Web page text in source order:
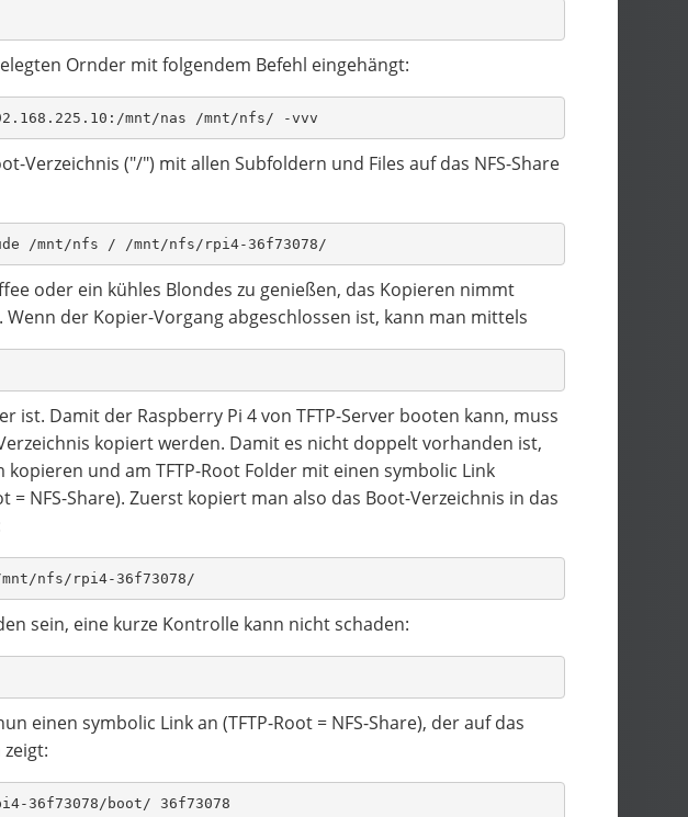
Ornder mit folgendem Befehl eingehängt:
mnt/nas /mnt/nfs/ -vvv
Verzeichnis ("/") mit allen Subfoldern und Files auf das NFS-Share
/mnt/nfs / /mnt/nfs/rpi4-36f73078/
oder ein kühles Blondes zu genießen, das Kopieren nimmt
der Kopier-Vorgang abgeschlossen ist, kann man mittels
ist. Damit der Raspberry Pi 4 von TFTP-Server booten kann, muss
kopiert werden. Damit es nicht doppelt vorhanden ist,
und am TFTP-Root Folder mit einen symbolic Link
= NFS-Share). Zuerst kopiert man also das Boot-Verzeichnis in das
nfs/rpi4-36f73078/
sein, eine kurze Kontrolle kann nicht schaden:
einen symbolic Link an (TFTP-Root = NFS-Share), der auf das
36f73078/boot/ 36f73078